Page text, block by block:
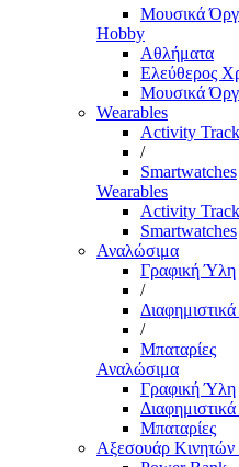
Μουσικά
Hobby
Αθλήματα
Ελεύθερος
Μουσικά
Wearables
Activity
/
Smartwatches
Wearables
Activity
Smartwatches
Αναλώσιμα
Γραφική Ύλη
/
/
Μπαταρίες
Αναλώσιμα
Γραφική Ύλη
Μπαταρίες
Αξεσουάρ Κινητών